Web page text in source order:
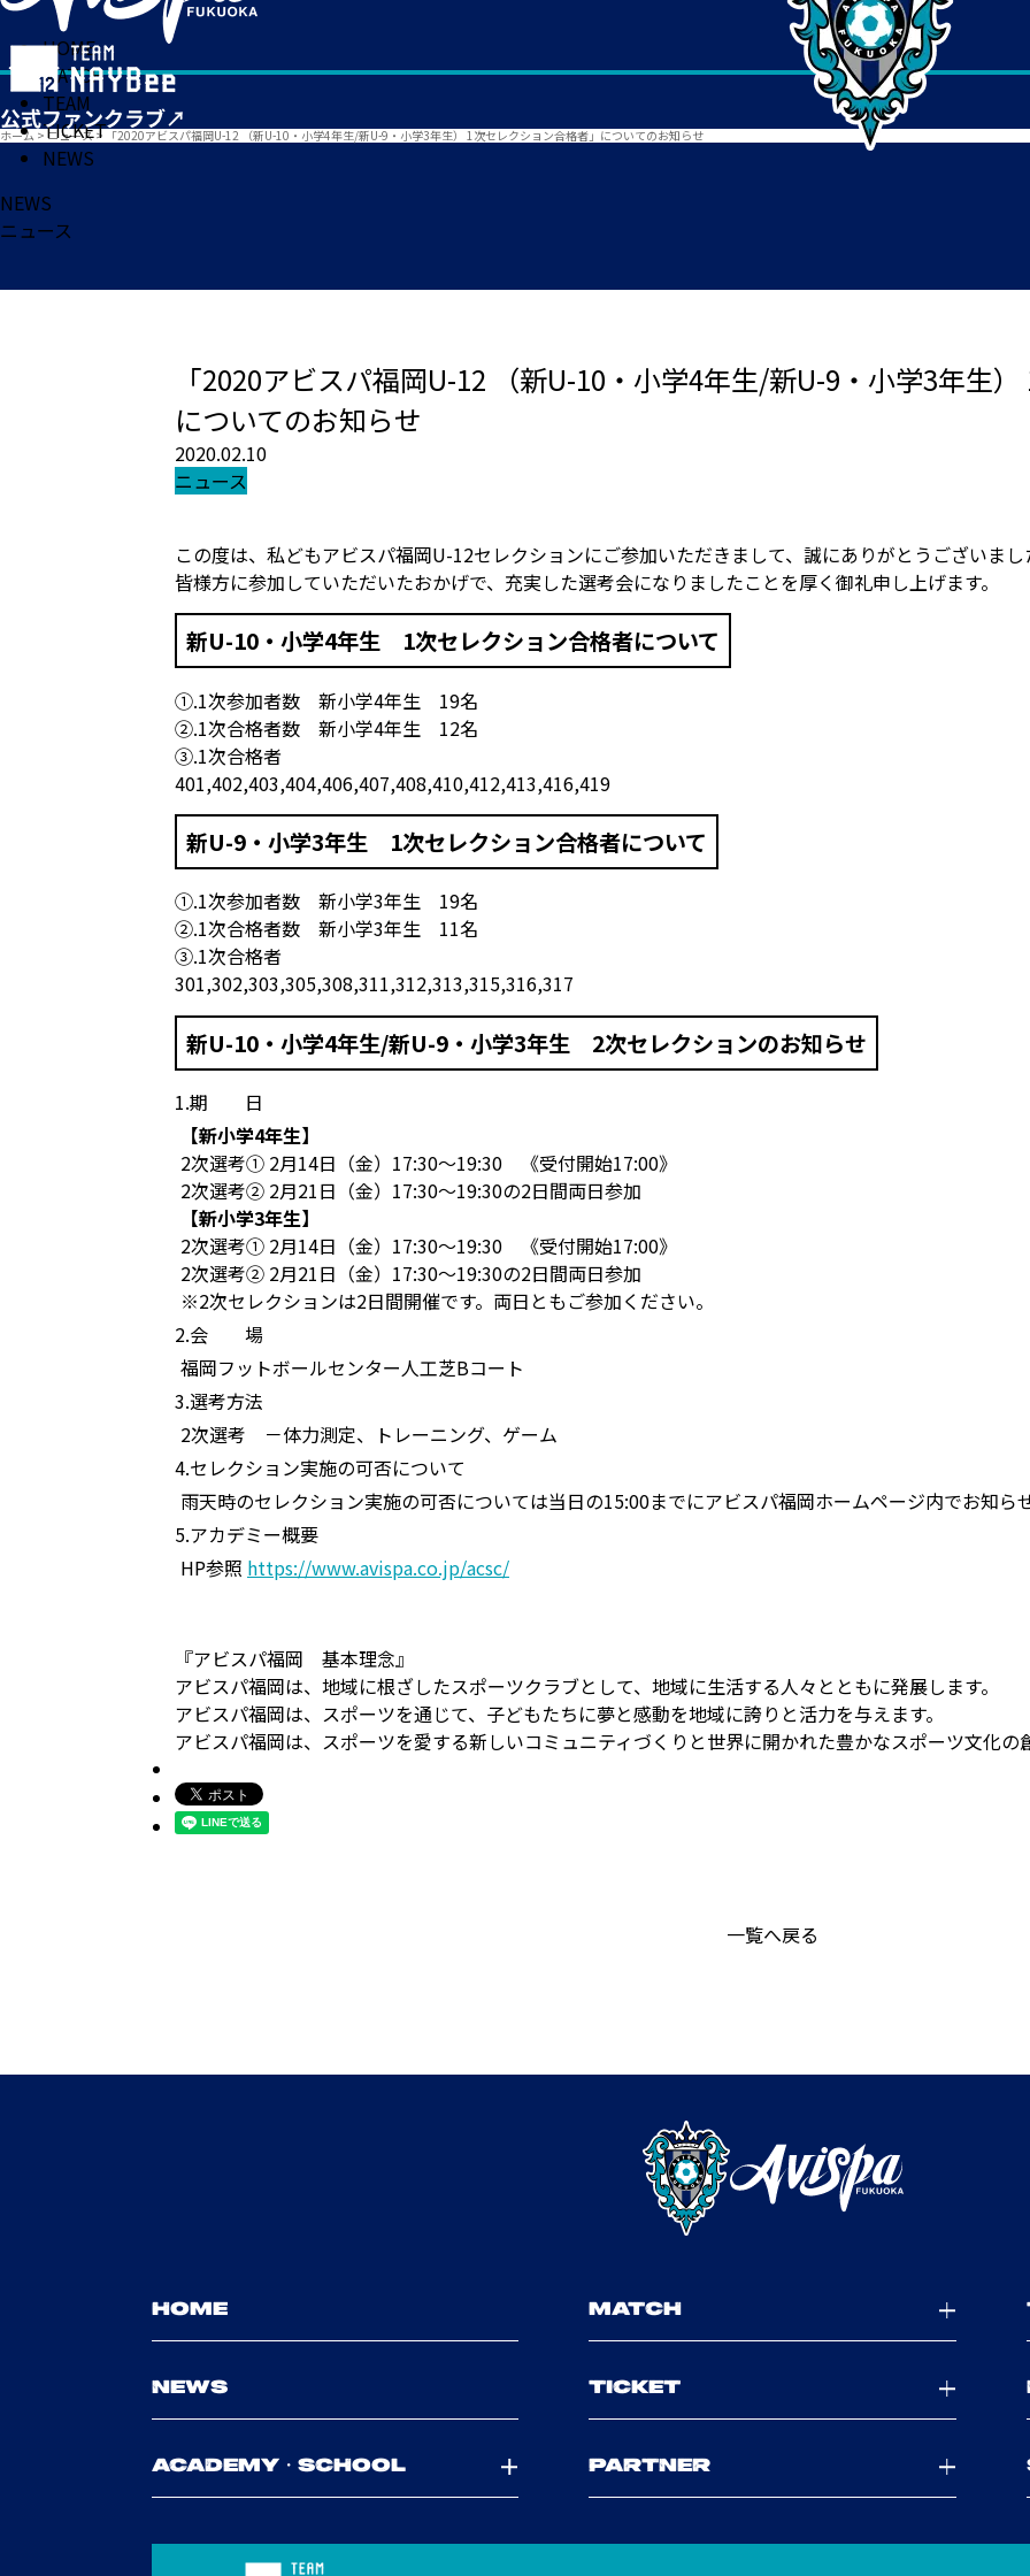
HOME
MATCH
TEAM
TICKET
NEWS
ホーム > ニュース> 「2020アビスパ福岡U-12 （新U-10・小学4年生/新U-9・小学3年生） 1次セレクション合格者」についてのお知らせ
NEWS
ニュース
「2020アビスパ福岡U-12 （新U-10・小学4年生/新U-9・小学3年生
についてのお知らせ
2020.02.10
ニュース
この度は、私どもアビスパ福岡U-12セレクションにご参加いただきまして、誠にありがとうございまし
皆様方に参加していただいたおかげで、充実した選考会になりましたことを厚く御礼申し上げます。
新U-10・小学4年生 1次セレクション合格者について
①.1次参加者数 新小学4年生 19名
②.1次合格者数 新小学4年生 12名
③.1次合格者
401,402,403,404,406,407,408,410,412,413,416,419
新U-9・小学3年生 1次セレクション合格者について
①.1次参加者数 新小学3年生 19名
②.1次合格者数 新小学3年生 11名
③.1次合格者
301,302,303,305,308,311,312,313,315,316,317
新U-10・小学4年生/新U-9・小学3年生 2次セレクションのお知らせ
1.期 日
【新小学4年生】
2次選考① 2月14日（金）17:30～19:30 《受付開始17:00》
2次選考② 2月21日（金）17:30〜19:30の2日間両日参加
【新小学3年生】
2次選考① 2月14日（金）17:30～19:30 《受付開始17:00》
2次選考② 2月21日（金）17:30〜19:30の2日間両日参加
※2次セレクションは2日間開催です。両日ともご参加ください。
2.会 場
福岡フットボールセンター人工芝Bコート
3.選考方法
2次選考 －体力測定、トレーニング、ゲーム
4.セレクション実施の可否について
雨天時のセレクション実施の可否については当日の15:00までにアビスパ福岡ホームページ内でお知ら
5.アカデミー概要
HP参照 https://www.avispa.co.jp/acsc/
『アビスパ福岡 基本理念』
アビスパ福岡は、地域に根ざしたスポーツクラブとして、地域に生活する人々とともに発展します。
アビスパ福岡は、スポーツを通じて、子どもたちに夢と感動を地域に誇りと活力を与えます。
アビスパ福岡は、スポーツを愛する新しいコミュニティづくりと世界に開かれた豊かなスポーツ文化の
一覧へ戻る
HOME MATCH
NEWS TICKET
ACADEMY・SCHOOL PARTNER